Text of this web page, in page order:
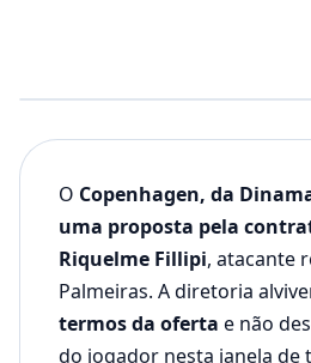
O Copenhagen, da
uma proposta pela
Riquelme Fillipi, atacante
Palmeiras. A diretoria
termos da oferta e não
do jogador nesta janela de